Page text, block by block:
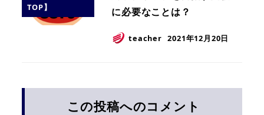
TOP】
に必要なことは？
teacher 2021年12月20日
この投稿へのコメント